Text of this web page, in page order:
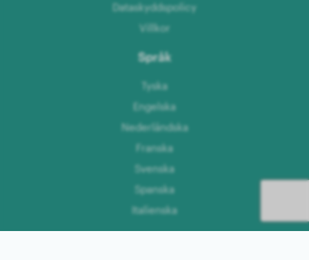
Dataskyddspolicy
Villkor
Språk
Tyska
Engelska
Nederländska
Franska
Svenska
Spanska
Italienska